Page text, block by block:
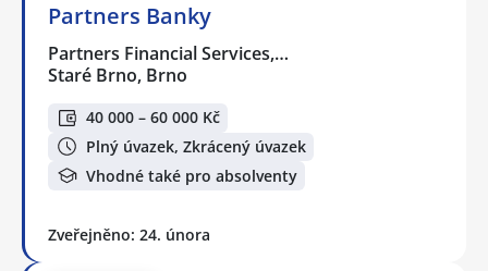
Partners Banky
Partners Financial Services,…
Staré Brno, Brno
40 000 – 60 000 Kč
Plný úvazek, Zkrácený úvazek
Vhodné také pro absolventy
Zveřejněno: 24. února